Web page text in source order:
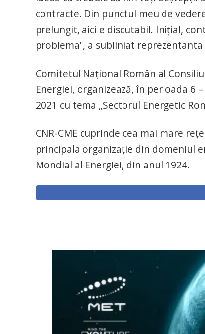
contracte. Din punctul meu de
prelungit, aici e discutabil. Iniţial,
problema”, a subliniat reprezentanta
Comitetul Naţional Român al
Energiei, organizează, în perioada 6
2021 cu tema „Sectorul Energetic
CNR-CME cuprinde cea mai mare
principala organizaţie din domeniul
Mondial al Energiei, din anul 1924.